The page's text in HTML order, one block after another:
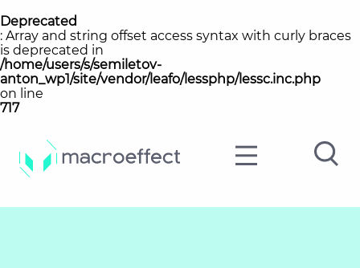
Deprecated
: Array and string offset access syntax with curly braces
is deprecated in
/home/users/s/semiletov-
anton_wp1/site/vendor/leafo/lessphp/lessc.inc.php
on line
717